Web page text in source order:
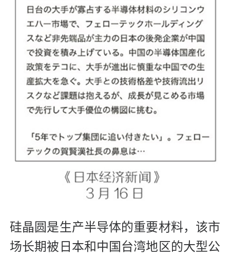
硅晶圆是生产半导体的重要材料，该市
场长期被日本和中国台湾地区的大型公